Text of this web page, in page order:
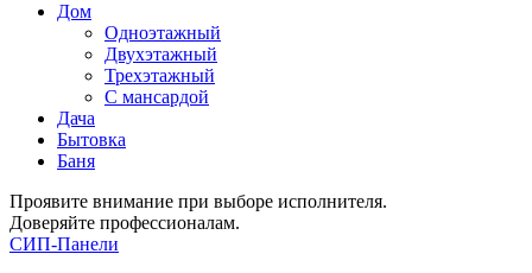
Дом
Одноэтажный
Двухэтажный
Трехэтажный
С мансардой
Дача
Бытовка
Баня
Проявите внимание при выборе исполнителя.
Доверяйте профессионалам.
СИП-Панели